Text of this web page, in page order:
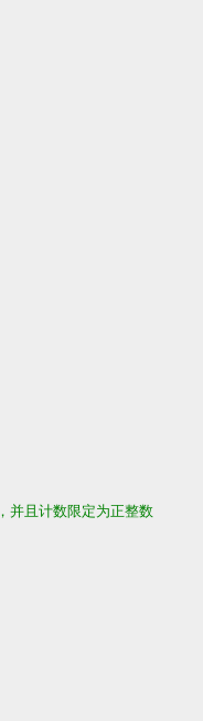
，并且计数限定为正整数